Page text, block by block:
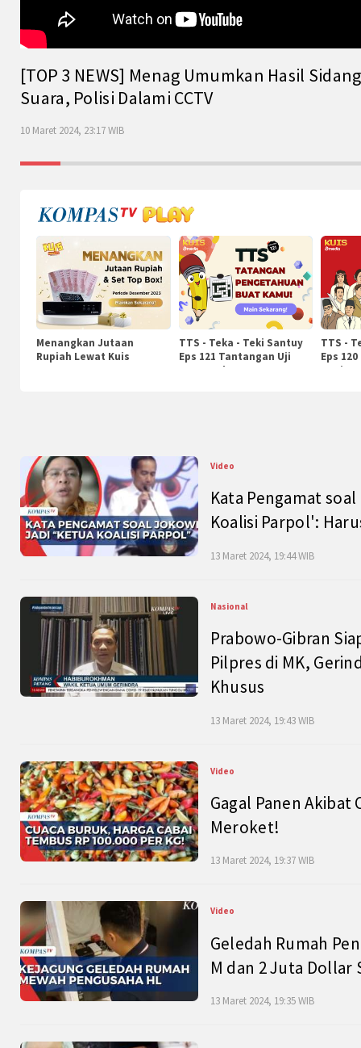
[TOP 3 NEWS] Menag Umumkan Hasil
Suara, Polisi Dalami CCTV
10 Maret 2024, 23:17 WIB
Menangkan Jutaan
Rupiah Lewat Kuis
TTS - Teka - Teki Santuy
Eps 121 Tantangan Uji
Pengetahuan
TTS -
Eps
Video
Kata Pengamat
Koalisi Parpol':
13 Maret 2024, 19:44 WIB
Nasional
Prabowo-Gibran
Pilpres di MK,
Khusus
13 Maret 2024, 19:43 WIB
Video
Gagal Panen Akibat
Meroket!
13 Maret 2024, 19:37 WIB
Video
Geledah Rumah
M dan 2 Juta Dollar
13 Maret 2024, 19:35 WIB